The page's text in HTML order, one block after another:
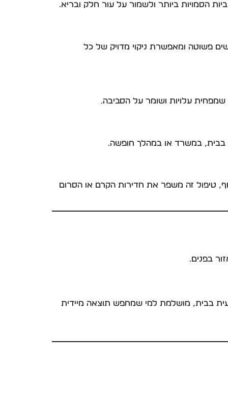
הסמויות ביותר ולשמור על עור חלק ובריא.
פשוטה ומאפשרת ניקוי מדויק של כל
בבית, במשרד או במהלך חופשה.
טיפול זה משפר את חדירות הקרם או הסרום
בבית, מושלמת למי שמחפש תוצאה מיידית